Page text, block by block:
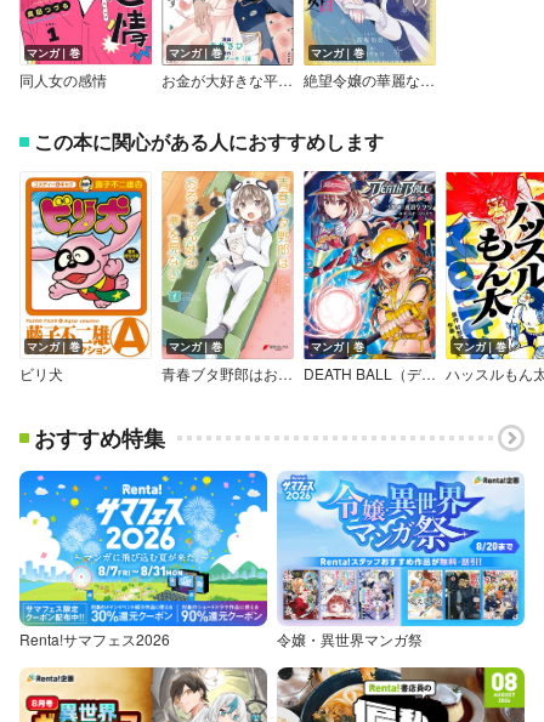
マンガ｜巻
同人女の感情
マンガ｜巻
お金が大好きな平民の私は卑屈貴族と契約結婚して愛し愛されます コミック版
マンガ｜巻
絶望令嬢の華麗なる離婚～幼馴染の大公閣下の溺愛が止まらないのです～
この本に関心がある人におすすめします
マンガ｜巻
ビリ犬
マンガ｜巻
青春ブタ野郎はおるすばん妹の夢を見ない
マンガ｜巻
DEATH BALL（デスボール）
マンガ｜巻
ハッスルもん
おすすめ特集
Renta!サマフェス2026 令嬢・異世界マンガ祭